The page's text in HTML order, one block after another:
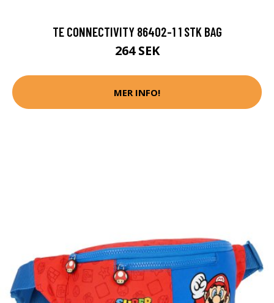
TE CONNECTIVITY 86402-1 1 STK BAG
264 SEK
MER INFO!